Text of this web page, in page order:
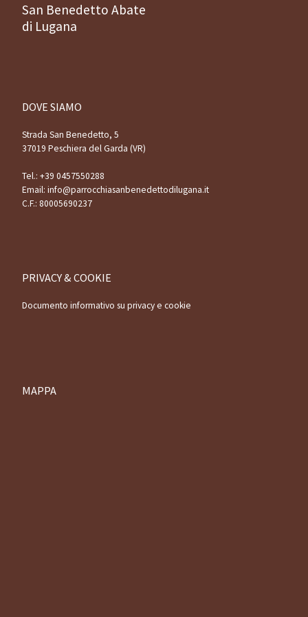
San Benedetto Abate
di Lugana
DOVE SIAMO
Strada San Benedetto, 5
37019 Peschiera del Garda (VR)
Tel.: +39 0457550288
Email: info@parrocchiasanbenedettodilugana.it
C.F.: 80005690237
PRIVACY & COOKIE
Documento informativo su privacy e cookie
MAPPA